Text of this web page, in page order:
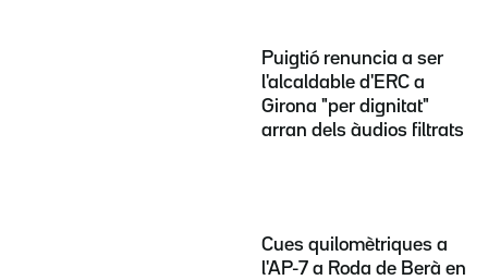
Puigtió renuncia a ser
l'alcaldable d'ERC a
Girona "per dignitat"
arran dels àudios filtrats
Cues quilomètriques a
l'AP-7 a Roda de Berà en